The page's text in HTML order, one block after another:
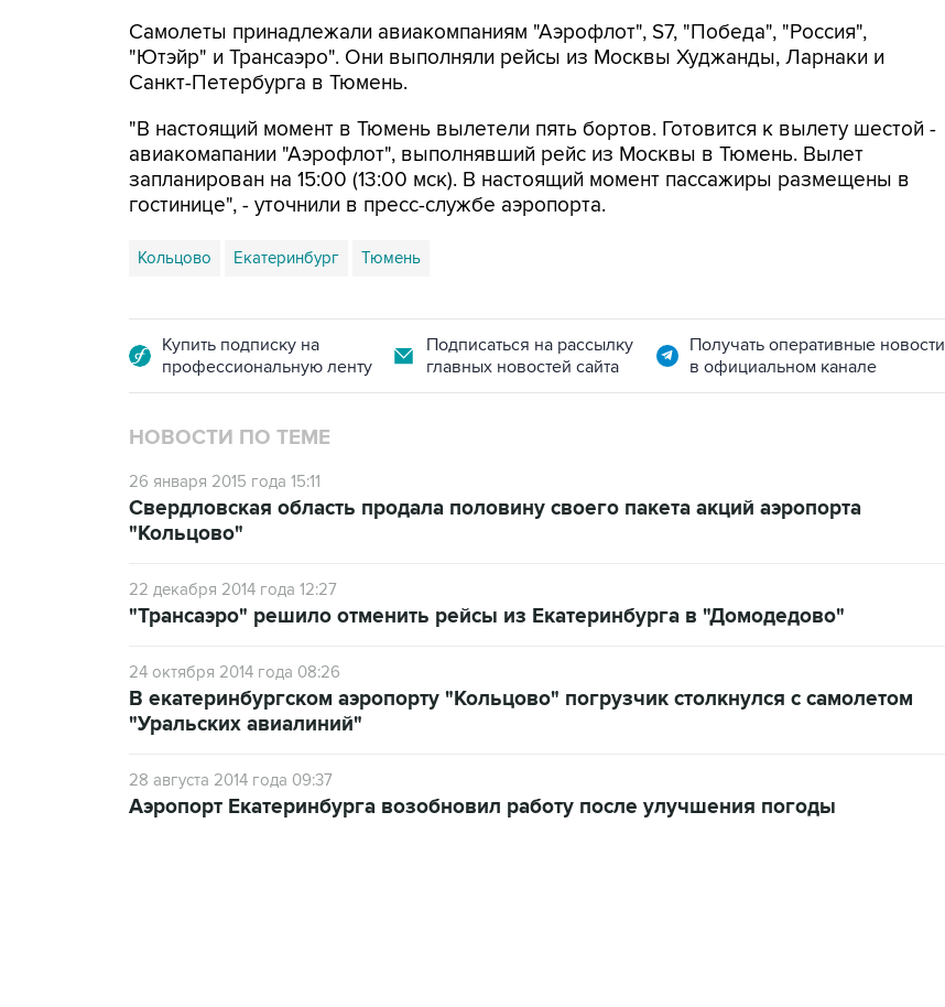
Самолеты принадлежали авиакомпаниям "Аэрофлот", S7, "Победа", "Россия",
"Ютэйр" и Трансаэро". Они выполняли рейсы из Москвы Худжанды, Ларнаки и
Санкт-Петербурга в Тюмень.
"В настоящий момент в Тюмень вылетели пять бортов. Готовится к вылету шестой -
авиакомапании "Аэрофлот", выполнявший рейс из Москвы в Тюмень. Вылет
запланирован на 15:00 (13:00 мск). В настоящий момент пассажиры размещены в
гостинице", - уточнили в пресс-службе аэропорта.
Кольцово Екатеринбург Тюмень
Купить подписку на
профессиональную ленту
Подписаться на рассылку
главных новостей сайта
Получать оперативные новости
в официальном канале
НОВОСТИ ПО ТЕМЕ
26 января 2015 года 15:11
Свердловская область продала половину своего пакета акций аэропорта
"Кольцово"
22 декабря 2014 года 12:27
"Трансаэро" решило отменить рейсы из Екатеринбурга в "Домодедово"
24 октября 2014 года 08:26
В екатеринбургском аэропорту "Кольцово" погрузчик столкнулся с самолетом
"Уральских авиалиний"
28 августа 2014 года 09:37
Аэропорт Екатеринбурга возобновил работу после улучшения погоды